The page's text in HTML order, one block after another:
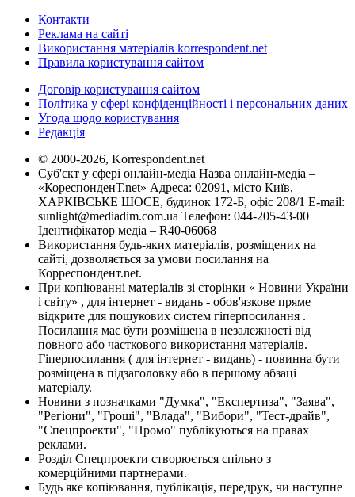
Контакти
Реклама на сайті
Використання матеріалів korrespondent.net
Правила користування сайтом
Договір користування сайтом
Політика у сфері конфіденційності і персональних даних
Угода щодо користування
Редакція
© 2000-2026, Korrespondent.net
Суб'єкт у сфері онлайн-медіа Назва онлайн-медіа –
«КореспонденТ.net» Адреса: 02091, місто Київ,
ХАРКІВСЬКЕ ШОСЕ, будинок 172-Б, офіс 208/1 E-mail:
sunlight@mediadim.com.ua Телефон: 044-205-43-00
Ідентифікатор медіа – R40-06068
Використання будь-яких матеріалів, розміщених на
сайті, дозволяється за умови посилання на
Корреспондент.net.
При копіюванні матеріалів зі сторінки « Новини України
і світу» , для інтернет - видань - обов'язкове пряме
відкрите для пошукових систем гіперпосилання .
Посилання має бути розміщена в незалежності від
повного або часткового використання матеріалів.
Гіперпосилання ( для інтернет - видань) - повинна бути
розміщена в підзаголовку або в першому абзаці
матеріалу.
Новини з позначками "Думка", "Експертиза", "Заява",
"Регіони", "Гроші", "Влада", "Вибори", "Тест-драйв",
"Спецпроекти", "Промо" публікуються на правах
реклами.
Розділ Спецпроекти створюється спільно з
комерційними партнерами.
Будь яке копіювання, публікація, передрук, чи наступне